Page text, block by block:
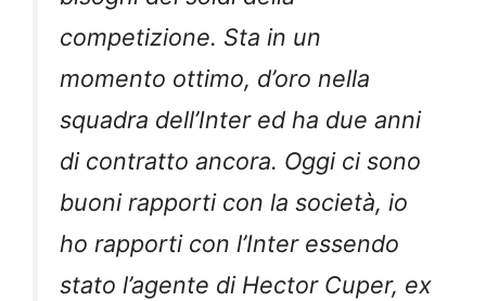
competizione. Sta in un
momento ottimo, d’oro nella
squadra dell’Inter ed ha due anni
di contratto ancora. Oggi ci sono
buoni rapporti con la società, io
ho rapporti con l’Inter essendo
stato l’agente di Hector Cuper, ex